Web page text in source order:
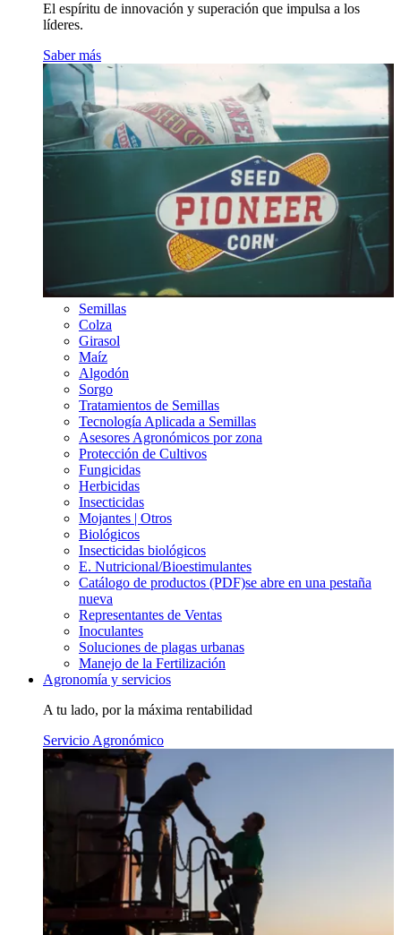
El espíritu de innovación y superación que impulsa a los
líderes.
Saber más
Semillas
Colza
Girasol
Maíz
Algodón
Sorgo
Tratamientos de Semillas
Tecnología Aplicada a Semillas
Asesores Agronómicos por zona
Protección de Cultivos
Fungicidas
Herbicidas
Insecticidas
Mojantes | Otros
Biológicos
Insecticidas biológicos
E. Nutricional/Bioestimulantes
Catálogo de productos (PDF)se abre en una pestaña
nueva
Representantes de Ventas
Inoculantes
Soluciones de plagas urbanas
Manejo de la Fertilización
Agronomía y servicios
A tu lado, por la máxima rentabilidad
Servicio Agronómico